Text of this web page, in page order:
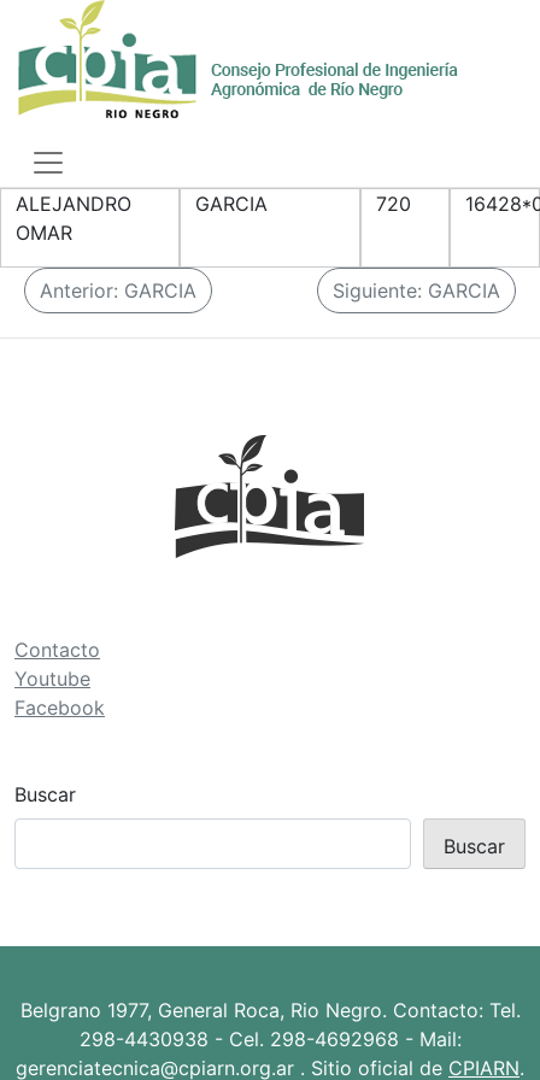
to
content
Toggle
navigation
ALEJANDRO
OMAR
GARCIA 720
N
a
d
e
e
t
r
a
Anterior: GARCIA Siguiente: GARCIA
Contacto
Youtube
Facebook
Buscar
Buscar
Belgrano 1977, General Roca, Rio Negro. Contacto: Tel.
298-4430938 - Cel. 298-4692968 - Mail:
gerenciatecnica@cpiarn.org.ar . Sitio oficial de CPIARN.